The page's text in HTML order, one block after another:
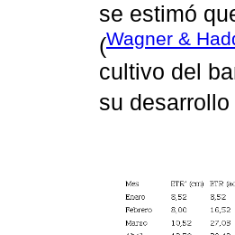
se estimó
(Wagner &
cultivo del
su